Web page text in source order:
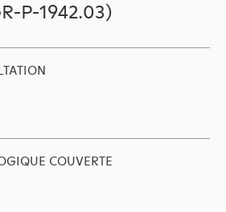
P-1942.03)
COUVERTE